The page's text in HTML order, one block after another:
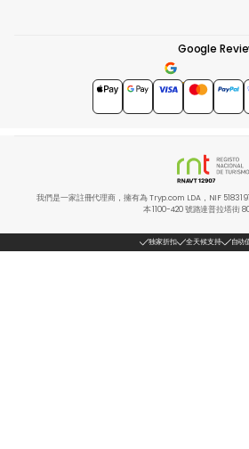
Google
4.7★★★★★
我們是一家註冊代理商，擁有為 Tryp.com LDA，NIF
本 1100-420 號路達普拉塔街
独家折扣 全天候支持 自动